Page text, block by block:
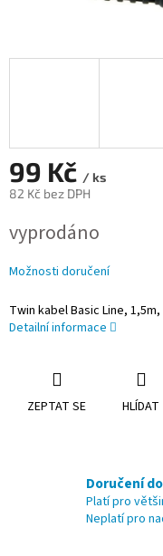
99 Kč / ks
82 Kč bez DPH
cena:
vyprodáno
Možnosti doručení
Twin kabel Basic Line,
Detailní informace
ZEPTAT SE HLÍDAT
Doručení
Platí pro
Neplatí pro